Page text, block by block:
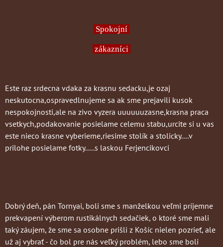
Spokojní
zákazníci
Este raz srdecna vdaka za krasnu sedacku,je ozaj
neskutocna,ospravedlnujeme sa ak sme prejavili kusok
nespokojnosti,ale na zivo vyzera uuuuuuzasne,krasna praca
vsetkych,podakovanie posielame celemu stabu,urcite si u vas
este nieco krasne vyberieme,riesime stolík a stolicky....v
prilohe posielame fotky.....s laskou Ferjencikovci
Dobrý deň, pán Tornyai, boli sme s manželkou veľmi príjemne
prekvapení výberom rustikálnych sedačiek, o ktoré sme mali
taký záujem, že sme sa osobne prišli z Košíc nielen pozrieť, ale
už aj vybrať - čo bol pre nás veľký problém, lebo sme boli